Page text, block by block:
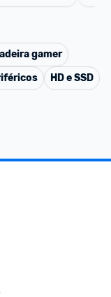
gamer
HD e SSD